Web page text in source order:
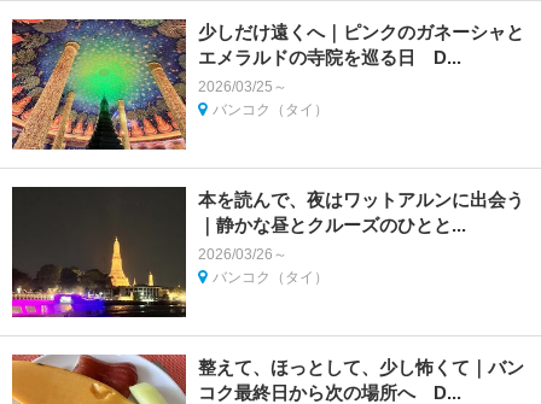
少しだけ遠くへ｜ピンクのガネーシャと
エメラルドの寺院を巡る日 D...
2026/03/25～
バンコク（タイ）
本を読んで、夜はワットアルンに出会う
｜静かな昼とクルーズのひとと...
2026/03/26～
バンコク（タイ）
整えて、ほっとして、少し怖くて｜バン
コク最終日から次の場所へ D...